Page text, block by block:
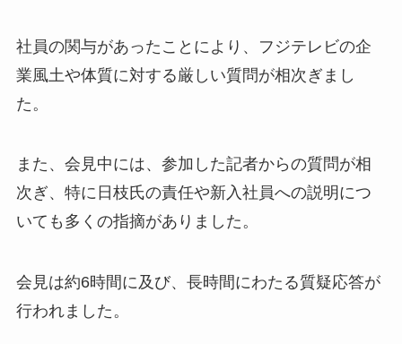
社員の関与があったことにより、フジテレビの企
業風土や体質に対する厳しい質問が相次ぎまし
た。
また、会見中には、参加した記者からの質問が相
次ぎ、特に日枝氏の責任や新入社員への説明につ
いても多くの指摘がありました。
会見は約6時間に及び、長時間にわたる質疑応答が
行われました。